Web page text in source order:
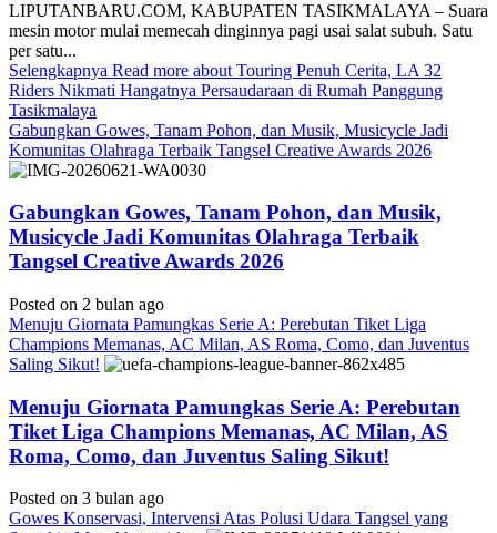
LIPUTANBARU.COM, KABUPATEN TASIKMALAYA – Suara
mesin motor mulai memecah dinginnya pagi usai salat subuh. Satu
per satu...
Selengkapnya Read more about Touring Penuh Cerita, LA 32
Riders Nikmati Hangatnya Persaudaraan di Rumah Panggung
Tasikmalaya
Gabungkan Gowes, Tanam Pohon, dan Musik, Musicycle Jadi
Komunitas Olahraga Terbaik Tangsel Creative Awards 2026
Gabungkan Gowes, Tanam Pohon, dan Musik,
Musicycle Jadi Komunitas Olahraga Terbaik
Tangsel Creative Awards 2026
Posted on 2 bulan ago
Menuju Giornata Pamungkas Serie A: Perebutan Tiket Liga
Champions Memanas, AC Milan, AS Roma, Como, dan Juventus
Saling Sikut!
Menuju Giornata Pamungkas Serie A: Perebutan
Tiket Liga Champions Memanas, AC Milan, AS
Roma, Como, dan Juventus Saling Sikut!
Posted on 3 bulan ago
Gowes Konservasi, Intervensi Atas Polusi Udara Tangsel yang